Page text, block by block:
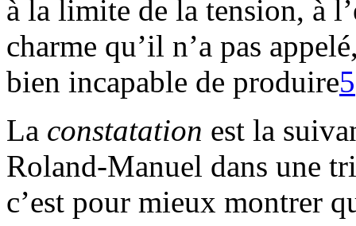
à la limite de la tension, à
charme qu’il n’a pas
bien incapable de produire5
La constatation est la
Roland-Manuel dans une
c’est pour mieux montrer